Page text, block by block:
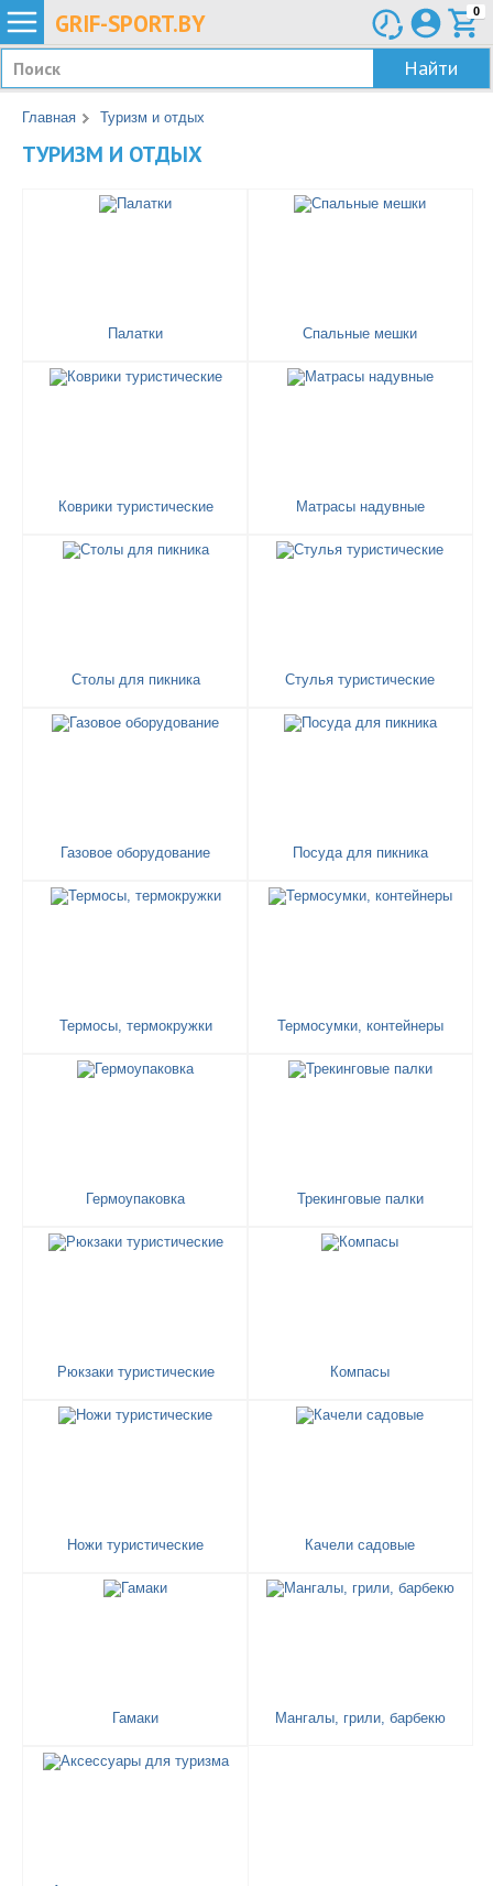
GRIF-SPORT.BY 0
Найти
Главная Туризм и отдых
ТУРИЗМ И ОТДЫХ
Палатки Спальные мешки
Коврики туристические Матрасы надувные
Столы для пикника Стулья туристические
Газовое оборудование Посуда для пикника
Термосы, термокружки Термосумки, контейнеры
Гермоупаковка Трекинговые палки
Рюкзаки туристические Компасы
Ножи туристические Качели садовые
Гамаки Мангалы, грили, барбекю